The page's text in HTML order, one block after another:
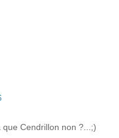
Cendrillon non ?...;)